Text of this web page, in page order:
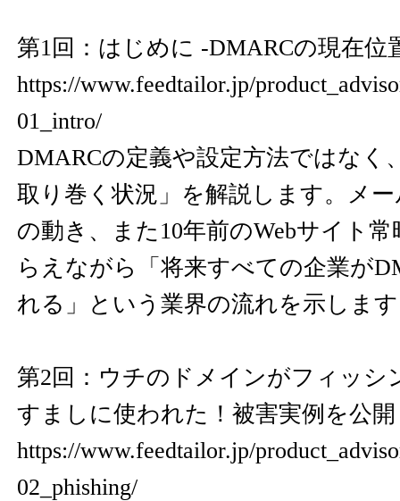
第1回：はじめに -DMARCの現在位
https://www.feedtailor.jp/
01_intro/
DMARCの定義や設定方法ではなく
取り巻く状況」を解説します。メ
の動き、また10年前のWebサイト
らえながら「将来すべての企業が
れる」という業界の流れを示しま
第2回：ウチのドメインがフィッシ
すましに使われた！被害実例を公開
https://www.feedtailor.jp/
02_phishing/